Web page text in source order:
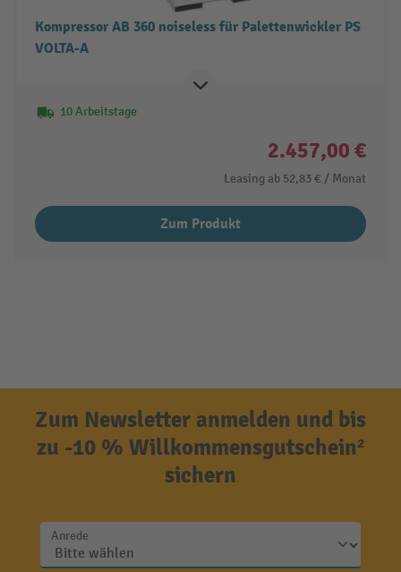
Kompressor AB 360 noiseless für Palettenwickler PS
VOLTA-A
10 Arbeitstage
2.457,00 €
Leasing ab 52,83 € / Monat
Zum Produkt
Zum Newsletter anmelden und bis
zu -10 % Willkommensgutschein²
sichern
Anrede